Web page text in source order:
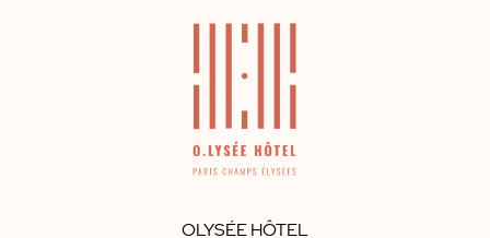
OLYSÉE HÔTEL